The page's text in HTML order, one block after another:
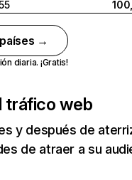
→
diaria. ¡Gratis!
tráfico web
y después de
de atraer a su